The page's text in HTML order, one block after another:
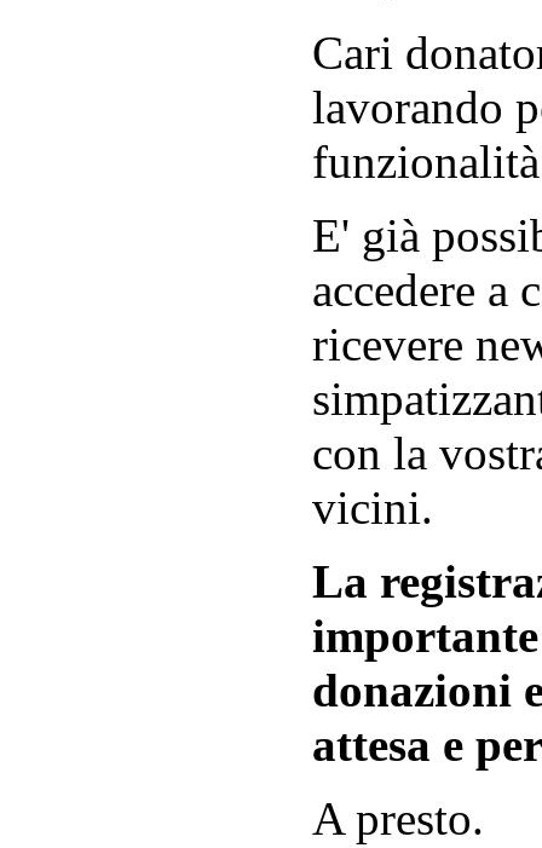
Cari
lavorando
E' già
accedere a
ricevere
con la
vicini.
La
donazioni
attesa e
A presto.